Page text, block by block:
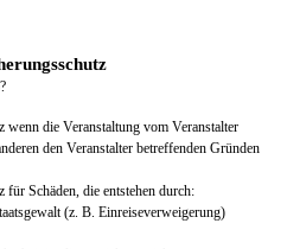
die Veranstaltung vom Veranstalter
den Veranstalter betreffenden Gründen
Schäden, die entstehen durch:
(z. B. Einreiseverweigerung)